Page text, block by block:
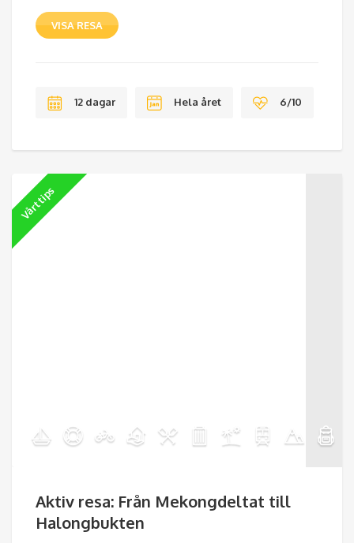
VISA RESA
12 dagar Hela året 6/10
Vårt tips
Aktiv resa: Från Mekongdeltat till
Halongbukten